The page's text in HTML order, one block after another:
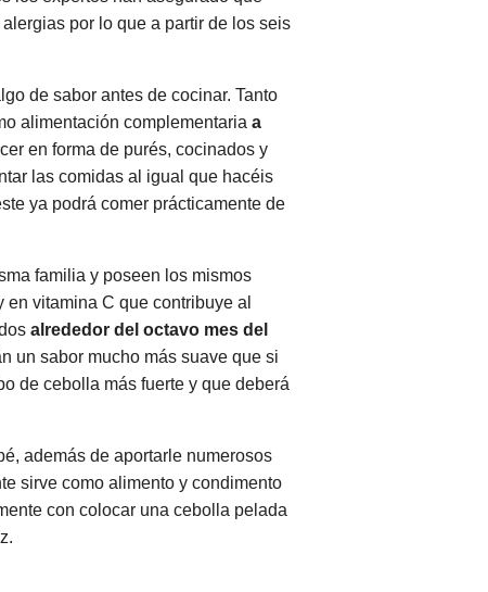
por lo que a partir de los seis
de sabor antes de cocinar. Tanto
alimentación complementaria a
en forma de purés, cocinados y
las comidas al igual que hacéis
ya podrá comer prácticamente de
familia y poseen los mismos
vitamina C que contribuye al
alrededor del octavo mes del
un sabor mucho más suave que si
de cebolla más fuerte y que deberá
además de aportarle numerosos
sirve como alimento y condimento
con colocar una cebolla pelada